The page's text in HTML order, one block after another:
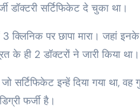
डॉक्टरी सर्टिफिकेट दे चुका था।
क्लिनिक पर छापा मारा। जहां
के ही 2 डॉक्टरों ने जारी किया था।
सर्टिफिकेट इन्हें दिया गया था,
फर्जी है।